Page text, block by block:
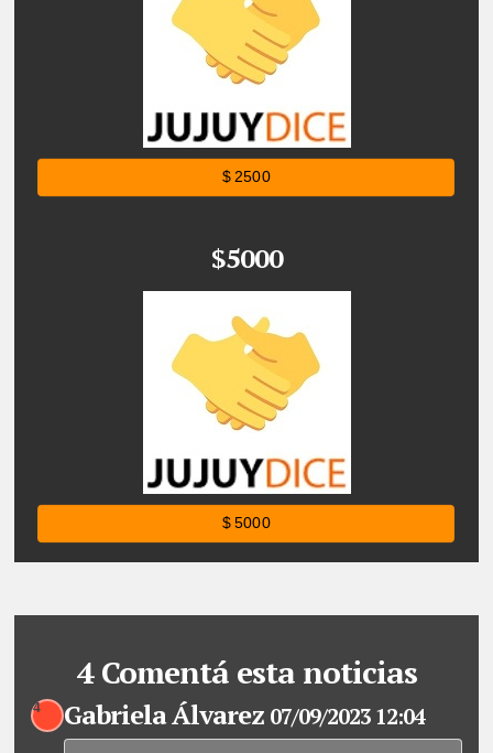
$ 2500
$5000
$ 5000
4 Comentá esta noticias
4 Gabriela Álvarez 07/09/2023 12:04